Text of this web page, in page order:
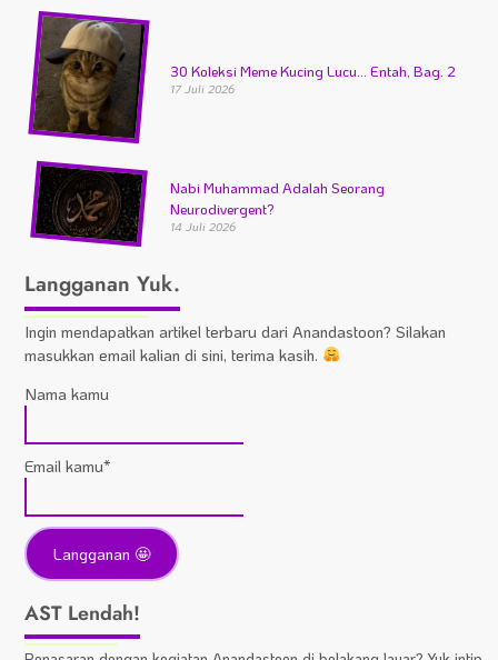
30 Koleksi Meme Kucing Lucu… Entah, Bag. 2
17 Juli 2026
Nabi Muhammad Adalah Seorang
Neurodivergent?
14 Juli 2026
Langganan Yuk.
Ingin mendapatkan artikel terbaru dari Anandastoon? Silakan
masukkan email kalian di sini, terima kasih.
Nama kamu
Email kamu*
AST Lendah!